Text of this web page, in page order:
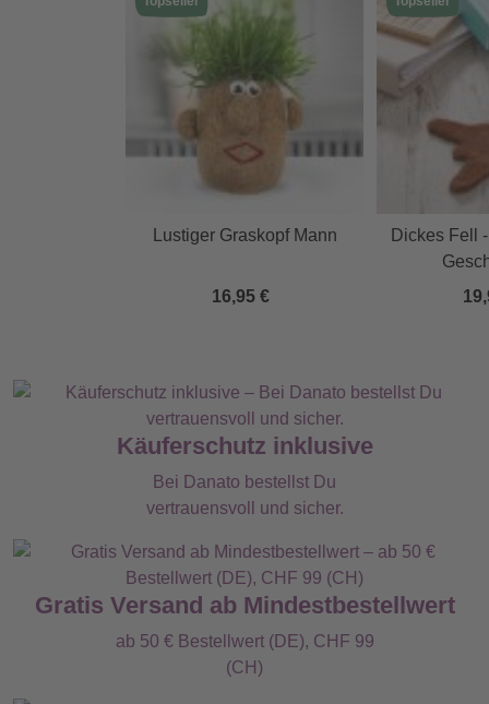
Lustiger Graskopf Mann
16,95 €
Dickes Fell
Käuferschutz inklusive
Bei Danato bestellst Du
vertrauensvoll und sicher.
Gratis Versand ab Mindestbestellwert
ab 50 € Bestellwert (DE), CHF 99
(CH)